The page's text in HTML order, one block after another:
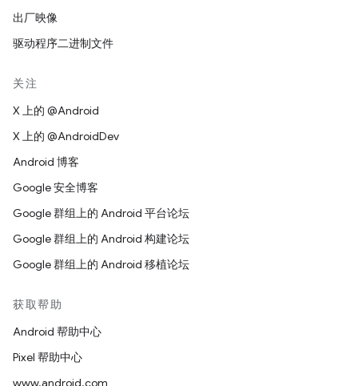
出厂映像
驱动程序二进制文件
关注
X 上的 @Android
X 上的 @AndroidDev
Android 博客
Google 安全博客
Google 群组上的 Android 平台论坛
Google 群组上的 Android 构建论坛
Google 群组上的 Android 移植论坛
获取帮助
Android 帮助中心
Pixel 帮助中心
www.android.com